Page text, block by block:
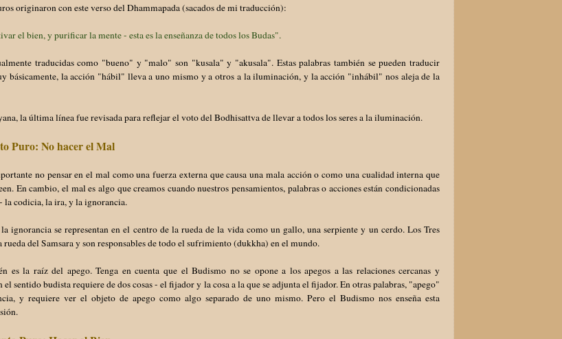
originaron con este verso del Dhammapada (sacados de mi traducción):
el bien, y purificar la mente - esta es la enseñanza de todos los Budas".
traducidas como "bueno" y "malo" son "kusala" y "akusala". Estas palabras también se pueden traducir
básicamente, la acción "hábil" lleva a uno mismo y a otros a la iluminación, y la acción "inhábil" nos aleja de la
la última línea fue revisada para reflejar el voto del Bodhisattva de llevar a todos los seres a la iluminación.
Puro: No hacer el Mal
no pensar en el mal como una fuerza externa que causa una mala acción o como una cualidad interna que
En cambio, el mal es algo que creamos cuando nuestros pensamientos, palabras o acciones están condicionadas
la codicia, la ira, y la ignorancia.
ignorancia se representan en el centro de la rueda de la vida como un gallo, una serpiente y un cerdo. Los Tres
rueda del Samsara y son responsables de todo el sufrimiento (dukkha) en el mundo.
es la raíz del apego. Tenga en cuenta que el Budismo no se opone a los apegos a las relaciones cercanas y
el sentido budista requiere de dos cosas - el fijador y la cosa a la que se adjunta el fijador. En otras palabras, "apego"
y requiere ver el objeto de apego como algo separado de uno mismo. Pero el Budismo nos enseña esta